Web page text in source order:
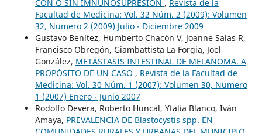
CON O SIN IMNUNOSUPRESIÓN , Revista de la
Facultad de Medicina: Vol. 32 Núm. 2 (2009): Volumen
32, Numero 2 (2009) Julio - Diciembre 2009
Gustavo Benítez, Humberto Chacón V, Joanne Salas R,
Francisco Obregón, Giambattista La Forgia, Joel
González, METÁSTASIS INTESTINAL DE MELANOMA. A
PROPÓSITO DE UN CASO , Revista de la Facultad de
Medicina: Vol. 30 Núm. 1 (2007): Volumen 30, Numero
1 (2007) Enero - Junio 2007
Rodolfo Devera, Roberto Huncal, Ytalia Blanco, Iván
Amaya, PREVALENCIA DE Blastocystis spp. EN